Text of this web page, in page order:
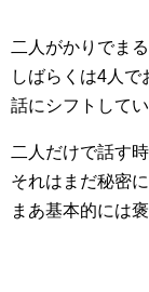
二人がかりでま
しばらくは4人
話にシフトしてい
二人だけで話す
それはまだ秘密
まあ基本的には